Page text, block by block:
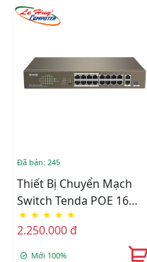
Đã bán: 245
Thiết Bị Chuyển Mạch
Switch Tenda POE 16
Port TEF1118P (với 16
Port PoE, 1 Port Gigabit
1.0Gbps Và 1 Port 1G
★ ★ ★ ★ ★
2.250.000 đ
Mới 100%